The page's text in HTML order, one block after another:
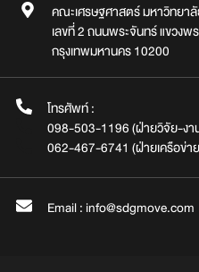
คณะเศรษฐศาสตร์ มหาวิทยา
เลขที่ 2 ถนนพระจันทร์ แขวงพ
กรุงเทพมหานคร 10200
โทรศัพท์ :
098-503-1196 (ฝ่ายวิจัย-งา
062-467-6741 (ฝ่ายเครือข่
Email : info@sdgmove.com